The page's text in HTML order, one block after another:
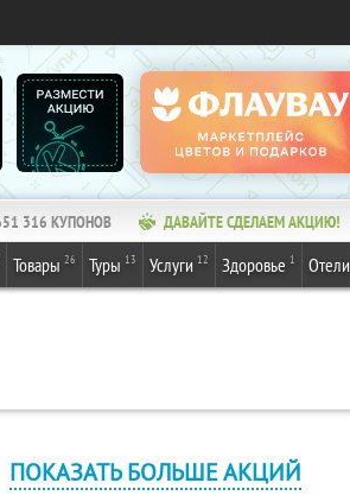
317 КУПОНОВ ДАВАЙТЕ СДЕЛАЕМ АКЦИЮ!
Товары 26 Туры 13 Услуги 12 Здоровье 1 Отели
ПОКАЗАТЬ БОЛЬШЕ АКЦИЙ